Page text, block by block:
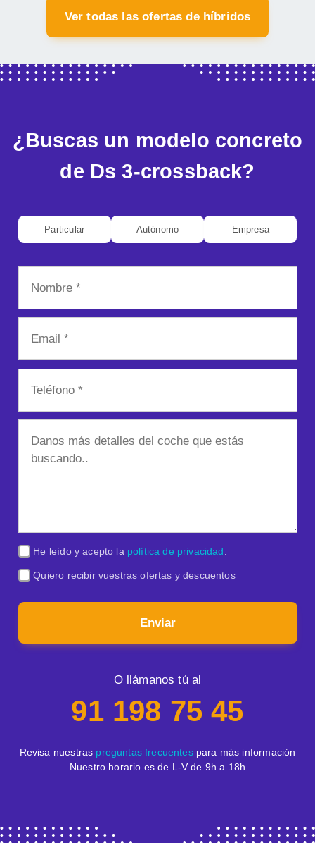
Ver todas las ofertas de híbridos
¿Buscas un modelo concreto
de Ds 3-crossback?
Particular Autónomo Empresa
He leído y acepto la política de privacidad.
Quiero recibir vuestras ofertas y descuentos
Enviar
O llámanos tú al
91 198 75 45
Revisa nuestras preguntas frecuentespara más información
Nuestro horario es de L-V de 9h a 18h